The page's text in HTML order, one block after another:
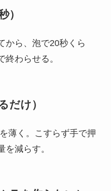
）
から、泡で20秒くら
終わらせる。
だけ）
薄く。こすらず手で押
を減らす。